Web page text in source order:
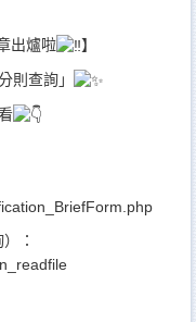
出爐啦
】
則查詢」
：